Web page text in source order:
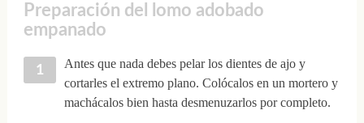
Preparación del lomo adobado
empanado
Antes que nada debes pelar los dientes de ajo y
cortarles el extremo plano. Colócalos en un mortero y
machácalos bien hasta desmenuzarlos por completo.